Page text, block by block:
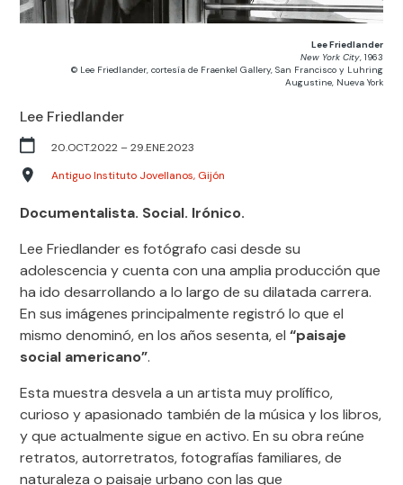
Lee Friedlander
New York City, 1963
© Lee Friedlander, cortesía de Fraenkel Gallery, San Francisco y Luhring
Augustine, Nueva York
Lee Friedlander
20.OCT.2022 –29.ENE.2023
Antiguo Instituto Jovellanos, Gijón
Documentalista. Social. Irónico.
Lee Friedlander es fotógrafo casi desde su
adolescencia y cuenta con una amplia producción que
ha ido desarrollando a lo largo de su dilatada carrera.
En sus imágenes principalmente registró lo que el
mismo denominó, en los años sesenta, el“paisaje
social americano”.
Esta muestra desvela a un artista muy prolífico,
curioso y apasionado también de la música y los libros,
y que actualmente sigue en activo. En su obra reúne
retratos, autorretratos, fotografías familiares, de
naturaleza o paisaje urbano con las que